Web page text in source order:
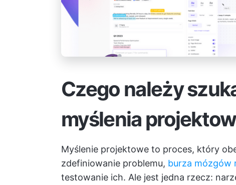
Czego należy
myślenia
Myślenie projektowe to proces, który
zdefiniowanie problemu, burza mózgów
testowanie ich. Ale jest jedna rzecz: